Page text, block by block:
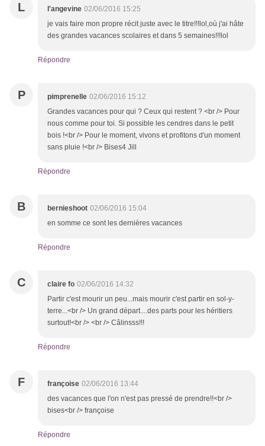
L l'angevine 02/06/2016 15:25
je vais faire mon propre récit juste avec le titre!!!lol,où j'ai hâte
des grandes vacances scolaires et dans 5 semaines!!!lol
Répondre
P pimprenelle 02/06/2016 15:12
Grandes vacances pour qui ? Ceux qui restent ? <br /> Pour
nous comme pour toi. Si possible les cendres dans le petit
bois !<br /> Pour le moment, vivons et profitons d'un moment
sans pluie !<br /> Bises4 Jill
Répondre
B bernieshoot 02/06/2016 15:04
en somme ce sont les dernières vacances
Répondre
C claire fo 02/06/2016 14:32
Partir c'est mourir un peu...mais mourir c'est partir en sol-y-
terre...<br /> Un grand départ....des parts pour les héritiers
surtout!<br /> <br /> Câlinsss!!!
Répondre
F françoise 02/06/2016 13:44
des vacances que l'on n'est pas pressé de prendre!!<br />
bises<br /> françoise
Répondre